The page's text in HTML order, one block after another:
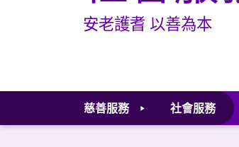
安老護耆 以善為本
慈善服務 社會服務